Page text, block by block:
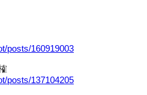
posts/160919003
posts/137104205